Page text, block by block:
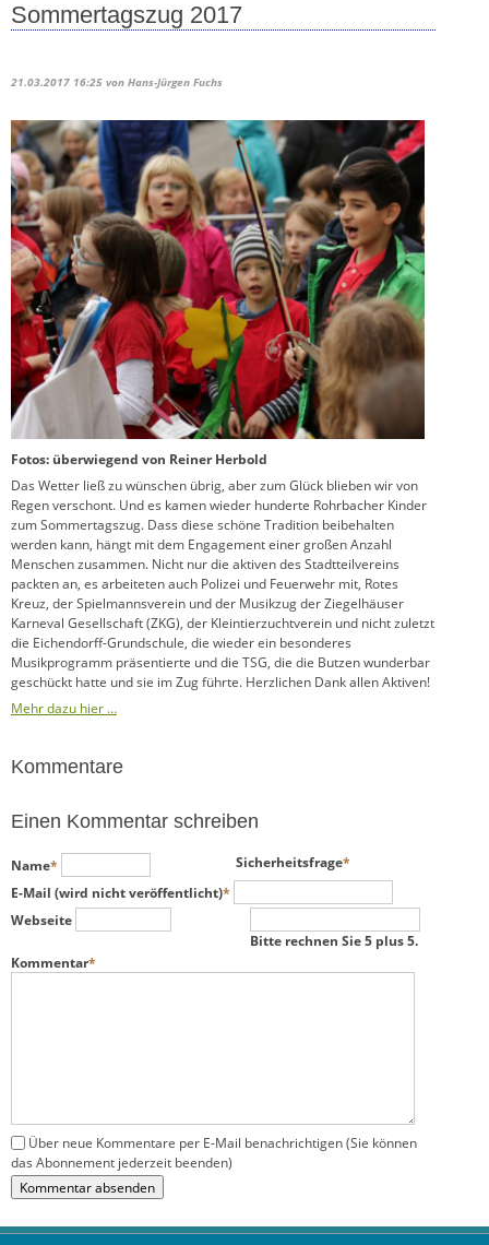
Sommertagszug 2017
21.03.2017 16:25 von Hans-Jürgen Fuchs
Fotos: überwiegend von Reiner Herbold
Das Wetter ließ zu wünschen übrig, aber zum Glück blieben wir von
Regen verschont. Und es kamen wieder hunderte Rohrbacher Kinder
zum Sommertagszug. Dass diese schöne Tradition beibehalten
werden kann, hängt mit dem Engagement einer großen Anzahl
Menschen zusammen. Nicht nur die aktiven des Stadtteilvereins
packten an, es arbeiteten auch Polizei und Feuerwehr mit, Rotes
Kreuz, der Spielmannsverein und der Musikzug der Ziegelhäuser
Karneval Gesellschaft (ZKG), der Kleintierzuchtverein und nicht zuletzt
die Eichendorff-Grundschule, die wieder ein besonderes
Musikprogramm präsentierte und die TSG, die die Butzen wunderbar
geschückt hatte und sie im Zug führte. Herzlichen Dank allen Aktiven!
Mehr dazu hier …
Kommentare
Einen Kommentar schreiben
Pflichtfeld
Name*
Pflichtfeld
E-Mail (wird nicht veröffentlicht)*
Webseite
Pflichtfeld
Sicherheitsfrage*
Bitte rechnen Sie 5 plus 5.
Pflichtfeld
Kommentar*
Über neue Kommentare per E-Mail benachrichtigen (Sie können
das Abonnement jederzeit beenden)
Kommentar absenden